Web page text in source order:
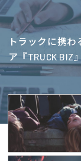
トラックに携
ア『TRUCK BIZ』